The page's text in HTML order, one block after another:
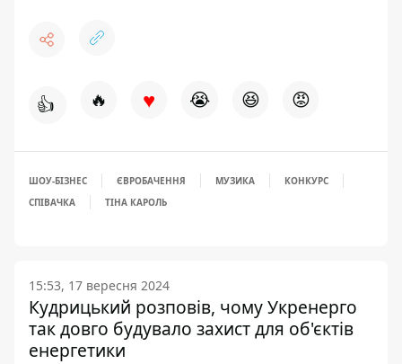
👍 🔥 ♥ 😭 😆 😡
ШОУ-БІЗНЕС ЄВРОБАЧЕННЯ МУЗИКА
КОНКУРС
СПІВАЧКА
ТІНА КАРОЛЬ
15:53, 17 вересня 2024
Кудрицький розповів, чому Укренерго
так довго будувало захист для об'єктів
енергетики